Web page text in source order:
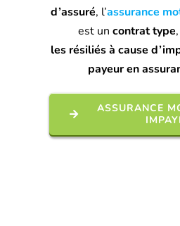
d’assuré, l’assurance
est un contrat type,
les résiliésà cause
payeur en
ASSURANCE